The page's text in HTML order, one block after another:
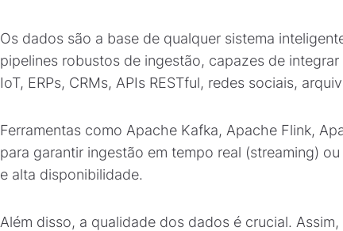
Os dados são a base de qualquer sistema
pipelines robustos de ingestão, capazes de
IoT, ERPs, CRMs, APIs RESTful, redes sociais,
Ferramentas como Apache Kafka, Apache Flink,
para garantir ingestão em tempo real (streaming)
e alta disponibilidade.
Além disso, a qualidade dos dados é crucial.